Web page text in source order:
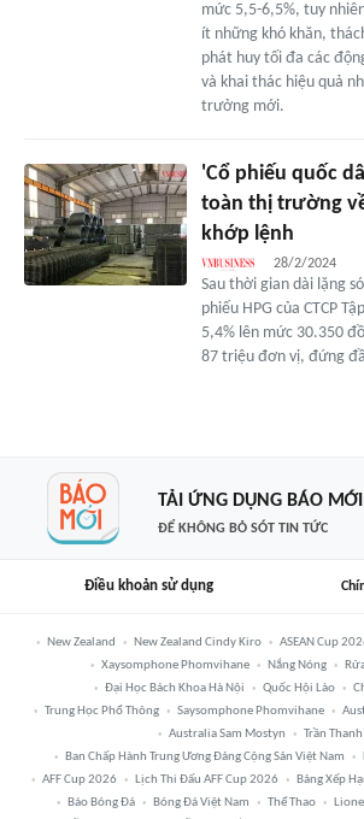
mức 5,5-6,5%, tuy
ít những khó khăn,
phát huy tối đa các
và khai thác hiệu quả
trưởng mới.
'Cổ phiếu quốc
toàn thị trường
khớp lệnh
28/2/2024
Sau thời gian dài lặng
phiếu HPG của CTCP
5,4% lên mức 30.350
87 triệu đơn vị, đứng
TẢI ỨNG DỤNG BÁO MỚI
ĐỂ KHÔNG BỎ SÓT TIN TỨC
Điều khoản sử dụng
New Zealand New Zealand Cindy Kiro ASEAN Cup
Xaysomphone Phomvihane
Nắng Nóng
Đại Học Bách Khoa Hà Nội
Quốc Hội Lào
Trung Học Phổ Thông
Saysomphone Phomvihane
Australia Sam Mostyn
Trần
Ban Chấp Hành Trung Ương Đảng Cộng Sản Việt Nam
AFF Cup 2026
Lịch Thi Đấu AFF Cup 2026 Bảng Xếp
Báo Bóng Đá
Bóng Đá Việt Nam Thể Thao